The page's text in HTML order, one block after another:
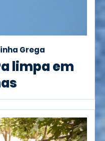
Grega
limpa em